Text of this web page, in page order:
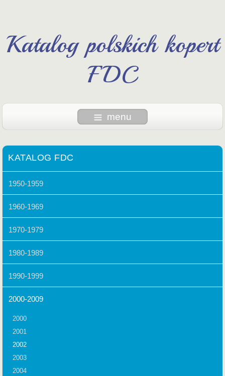
Katalog polskich kopert
FDC
menu
KATALOG FDC
1950-1959
1960-1969
1970-1979
1980-1989
1990-1999
2000-2009
2000
2001
2002
2003
2004